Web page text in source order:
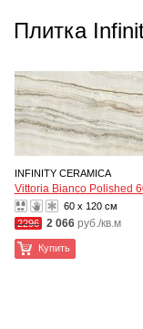
Плитка
INFINITY CERAMICA
Vittoria Bianco Polished
60 x 120 см
2296 2 066 руб./кв.м
Купить